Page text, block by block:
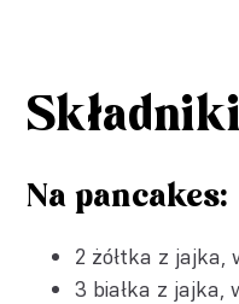
Składniki
Na pancakes:
2 żółtka z jajka,
3 białka z jajka,